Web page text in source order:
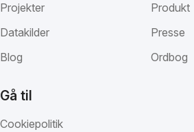
Projekter
Datakilder
Blog
Produkt
Presse
Ordbog
Gå til
Cookiepolitik